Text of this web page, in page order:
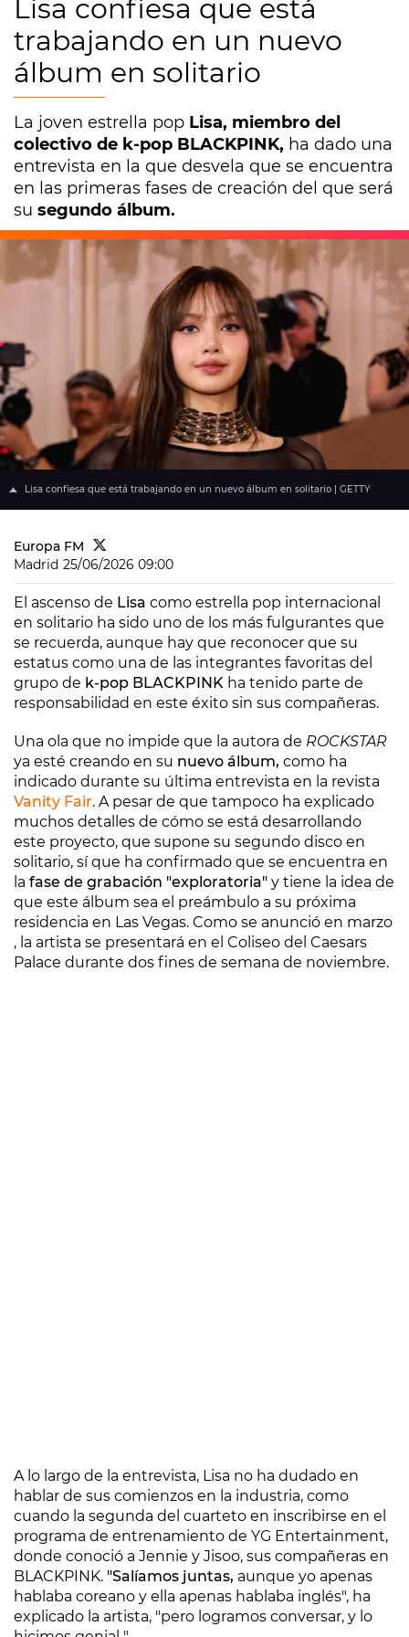
Lisa confiesa que está
trabajando en un nuevo
álbum en solitario
La joven estrella pop Lisa, miembro del
colectivo de k-pop BLACKPINK, ha dado una
entrevista en la que desvela que se encuentra
en las primeras fases de creación del que será
su segundo álbum.
Lisa confiesa que está trabajando en un nuevo álbum en solitario | GETTY
Europa FM
Madrid 25/06/2026 09:00
El ascenso de Lisa como estrella pop internacional
en solitario ha sido uno de los más fulgurantes que
se recuerda, aunque hay que reconocer que su
estatus como una de las integrantes favoritas del
grupo de k-pop BLACKPINK ha tenido parte de
responsabilidad en este éxito sin sus compañeras.
Una ola que no impide que la autora de ROCKSTAR
ya esté creando en su nuevo álbum, como ha
indicado durante su última entrevista en la revista
Vanity Fair. A pesar de que tampoco ha explicado
muchos detalles de cómo se está desarrollando
este proyecto, que supone su segundo disco en
solitario, sí que ha confirmado que se encuentra en
la fase de grabación "exploratoria" y tiene la idea de
que este álbum sea el preámbulo a su próxima
residencia en Las Vegas. Como se anunció en marzo
, la artista se presentará en el Coliseo del Caesars
Palace durante dos fines de semana de noviembre.
A lo largo de la entrevista, Lisa no ha dudado en
hablar de sus comienzos en la industria, como
cuando la segunda del cuarteto en inscribirse en el
programa de entrenamiento de YG Entertainment,
donde conoció a Jennie y Jisoo, sus compañeras en
BLACKPINK. "Salíamos juntas, aunque yo apenas
hablaba coreano y ella apenas hablaba inglés", ha
explicado la artista, "pero logramos conversar, y lo